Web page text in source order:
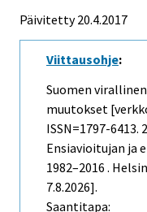
Päivitetty 20.4.2017
Viittausohje:
Suomen
muutokset
ISSN=1797-6413.
Ensiavioitujan ja
1982–2016 .
7.8.2026].
Saantitapa: